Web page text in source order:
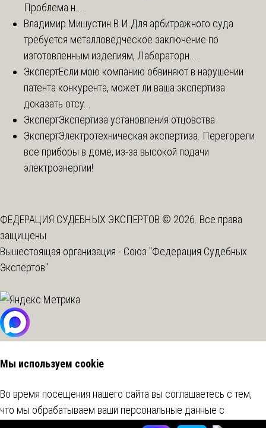
Проблема н...
Владимир Мишустин В.И. Для арбитражного суда
требуется металловедческое заключение по
изготовленным изделиям, Лабораторн...
ЭкспертЕсли мою компанию обвиняют в нарушении
патента конкурента, может ли ваша экспертиза
доказать отсу...
ЭкспертЭкспертиза установления отцовства
ЭкспертЭлектротехническая экспертиза. Перегорели
все приборы в доме, из-за высокой подачи
электроэнергии!
ФЕДЕРАЦИЯ СУДЕБНЫХ ЭКСПЕРТОВ © 2026. Все права
защищены
Вышестоящая организация - Союз "Федерация Судебных
Экспертов"
Мы используем cookie
Во время посещения нашего сайта вы соглашаетесь с тем,
что мы обрабатываем ваши персональные данные с